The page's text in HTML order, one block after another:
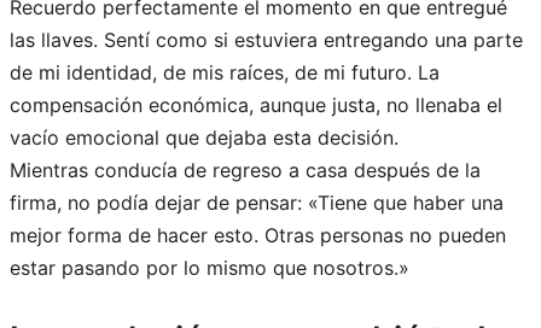
Recuerdo perfectamente el momento en que entregué
las llaves. Sentí como si estuviera entregando una parte
de mi identidad, de mis raíces, de mi futuro. La
compensación económica, aunque justa, no llenaba el
vacío emocional que dejaba esta decisión.
Mientras conducía de regreso a casa después de la
firma, no podía dejar de pensar: «Tiene que haber una
mejor forma de hacer esto. Otras personas no pueden
estar pasando por lo mismo que nosotros.»